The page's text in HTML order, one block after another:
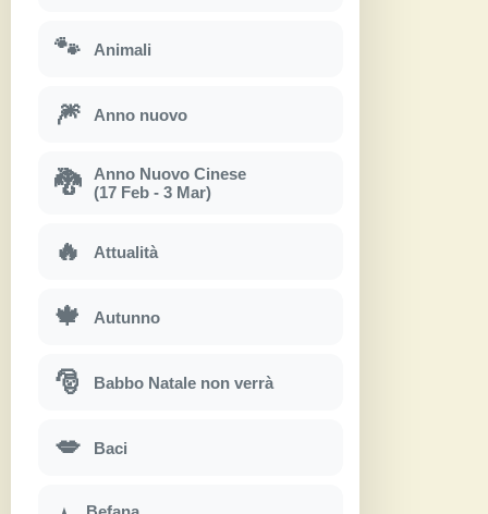
🐾 Animali
🎆 Anno nuovo
🐉
Anno Nuovo Cinese
(17 Feb - 3 Mar)
🔥 Attualità
🍁 Autunno
🎅 Babbo Natale non verrà
💋 Baci